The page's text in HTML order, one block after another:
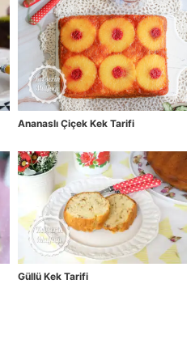
Ananaslı Çiçek Kek Tarifi
Güllü Kek Tarifi